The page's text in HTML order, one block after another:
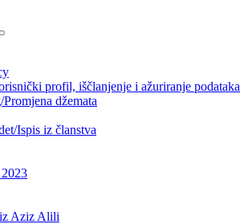
profil, iščlanjenje i ažuriranje podataka
džemata
Ispis iz članstva
Aziz Alili